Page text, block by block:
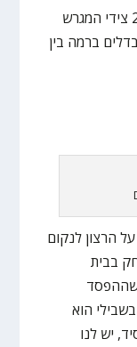
הצרפתים אז יהיה לנו לילה ארוך. אם ב2 צידי המגרש
ברמה בין
הרצון לנקום
בבית
שההפסד
הוא
יש לנו